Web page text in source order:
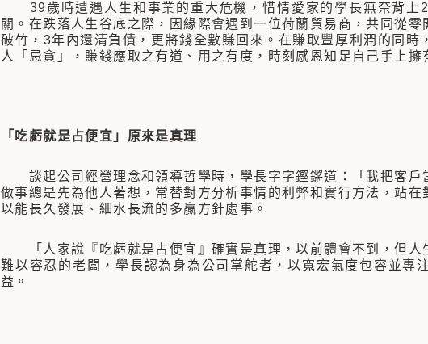
39歲時遭遇人生和事業的重大危機，惜情愛家的學長無奈背上
關。在跌落人生谷底之際，因緣際會遇到一位荷蘭貿易商，共同從
破竹，3年內還清負債，更將錢全數賺回來。在賺取豐厚利潤的同時
人「忌貪」，賺錢應取之有道、用之有度，時刻感恩知足自己手上擁
「吃虧就是占便宜」原來是真理
談起公司經營理念和領導哲學時，學長字字鏗鏘道：「我把客戶
做事總是先為他人著想，常替對方分析事情的利弊和實行方法，站在
以能長久發展、細水長流的多贏方針處事。
「人家說『吃虧就是占便宜』確實是真理，以前體會不到，但人
難以容忍的老闆，學長認為身為公司掌舵者，以寬宏氣度包容並專
益。